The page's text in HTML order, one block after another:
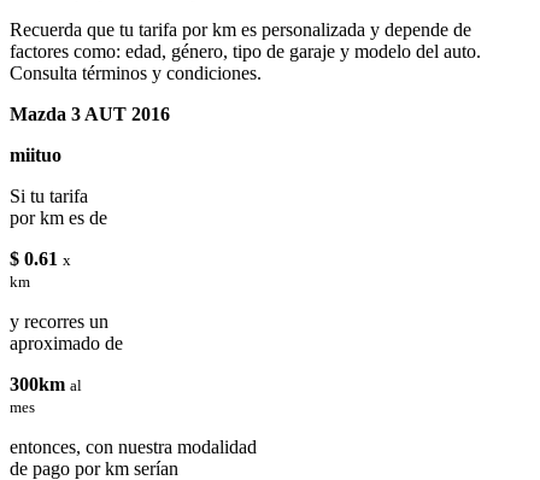
Recuerda que tu tarifa por km es personalizada y depende de
factores como: edad, género, tipo de garaje y modelo del auto.
Consulta términos y condiciones.
Mazda 3 AUT 2016
miituo
Si tu tarifa
por km es de
$ 0.61 x
km
y recorres un
aproximado de
300km al
mes
entonces, con nuestra modalidad
de pago por km serían